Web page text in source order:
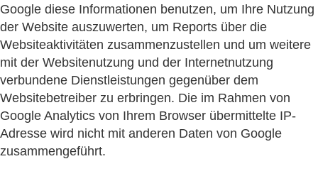
Google diese Informationen benutzen, um Ihre Nutzung
der Website auszuwerten, um Reports über die
Websiteaktivitäten zusammenzustellen und um weitere
mit der Websitenutzung und der Internetnutzung
verbundene Dienstleistungen gegenüber dem
Websitebetreiber zu erbringen. Die im Rahmen von
Google Analytics von Ihrem Browser übermittelte IP-
Adresse wird nicht mit anderen Daten von Google
zusammengeführt.